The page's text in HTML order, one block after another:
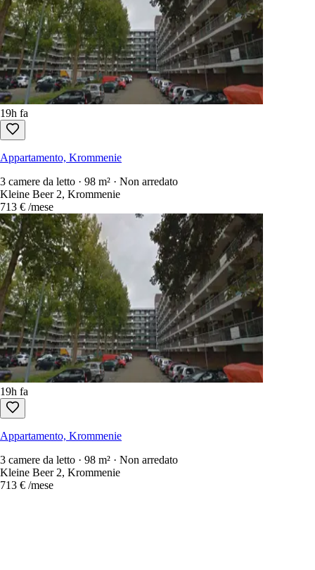
19h fa
Appartamento, Krommenie
3 camere da letto · 98 m² · Non arredato
Kleine Beer 2, Krommenie
713 € /mese
19h fa
Appartamento, Krommenie
3 camere da letto · 98 m² · Non arredato
Kleine Beer 2, Krommenie
713 € /mese